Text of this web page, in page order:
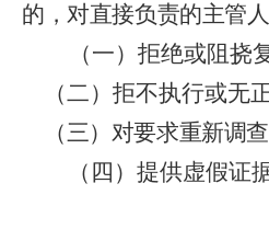
的，对直接负责的主管
（一）拒绝或阻
（二）拒不执行或无
（三）对要求重新调
（四）提供虚假证